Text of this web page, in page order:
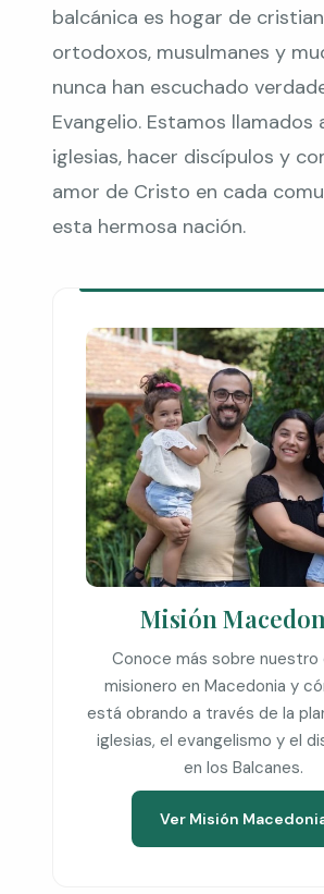
balcánica es hogar de
ortodoxos, musulmanes y
nunca han escuchado
Evangelio. Estamos llamados
iglesias, hacer discípulos y
amor de Cristo en cada
esta hermosa nación.
Misión
Conoce más sobre nuestro
misionero en Macedonia y
está obrando a través de la
iglesias, el evangelismo y el
en los Balcanes.
Ver Misión